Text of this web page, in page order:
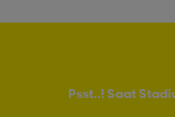
Psst..! Saat